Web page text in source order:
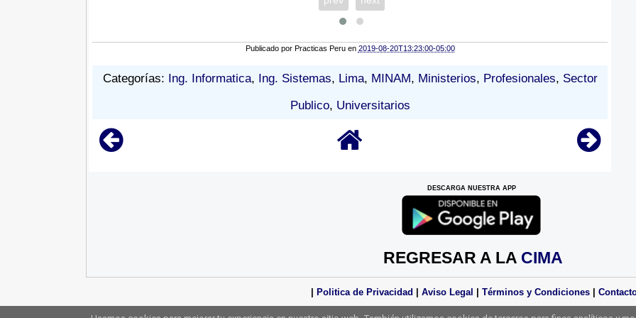
Publicado por Practicas Peru en 2019-08-20T13:23:00-05:00
Categorías: Ing. Informatica, Ing. Sistemas, Lima, MINAM, Ministerios, Profesionales, Sector
Publico, Universitarios
DESCARGA NUESTRA APP
REGRESAR A LA CIMA
Politica de Privacidad Aviso Legal Términos y Condiciones
Derechos Reservados Practicas Perú 2025